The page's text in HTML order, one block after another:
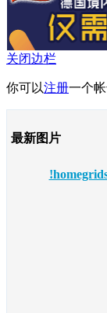
关闭边栏
你可以注册一个
最新图片